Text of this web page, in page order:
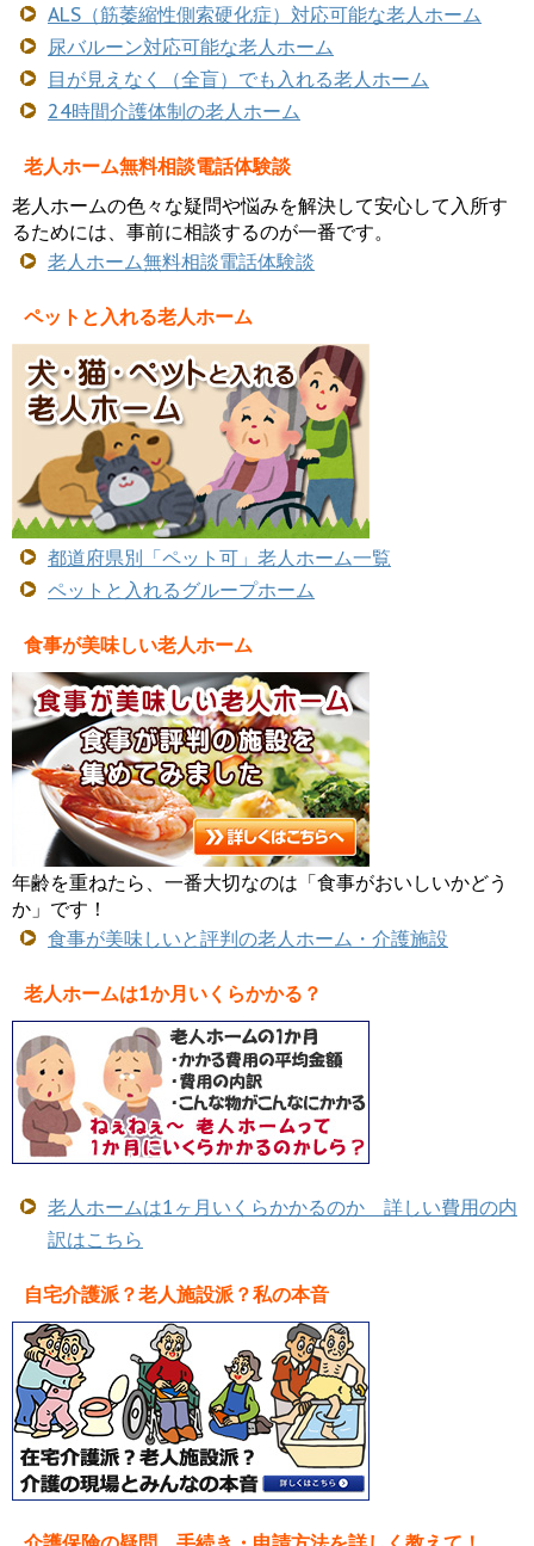
ALS（筋萎縮性側索硬化症）対応可能な老人ホーム
尿バルーン対応可能な老人ホーム
目が見えなく（全盲）でも入れる老人ホーム
24時間介護体制の老人ホーム
老人ホーム無料相談電話体験談
老人ホームの色々な疑問や悩みを解決して安心して入所す
るためには、事前に相談するのが一番です。
老人ホーム無料相談電話体験談
ペットと入れる老人ホーム
都道府県別「ペット可」老人ホーム一覧
ペットと入れるグループホーム
食事が美味しい老人ホーム
年齢を重ねたら、一番大切なのは「食事がおいしいかどう
か」です！
食事が美味しいと評判の老人ホーム・介護施設
老人ホームは1か月いくらかかる？
老人ホームは1ヶ月いくらかかるのか 詳しい費用の内
訳はこちら
自宅介護派？老人施設派？私の本音